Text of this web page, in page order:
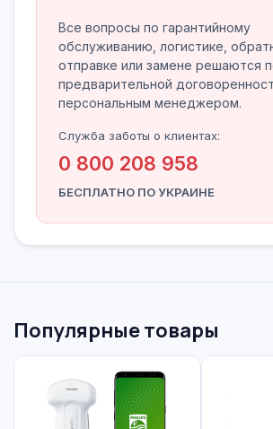
Все вопросы по гарантийному
обслуживанию, логистике,
отправке или замене решаются
предварительной
персональным менеджером.
Служба заботы о клиентах:
0 800 208 958
БЕСПЛАТНО ПО УКРАИНЕ
Популярные товары